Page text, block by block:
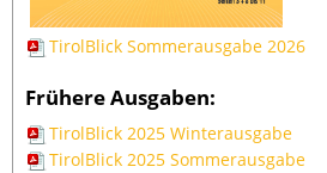
TirolBlick Sommerausgabe 2026
Frühere Ausgaben:
TirolBlick 2025 Winterausgabe
TirolBlick 2025 Sommerausgabe